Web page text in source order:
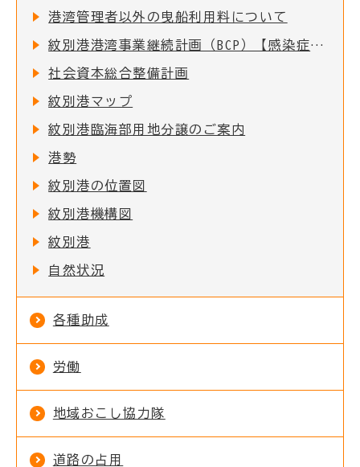
港湾管理者以外の曳船利用料について
紋別港港湾事業継続計画（BCP）【感染症編】
社会資本総合整備計画
紋別港マップ
紋別港臨海部用地分譲のご案内
港勢
紋別港の位置図
紋別港機構図
紋別港
自然状況
各種助成
労働
地域おこし協力隊
道路の占用